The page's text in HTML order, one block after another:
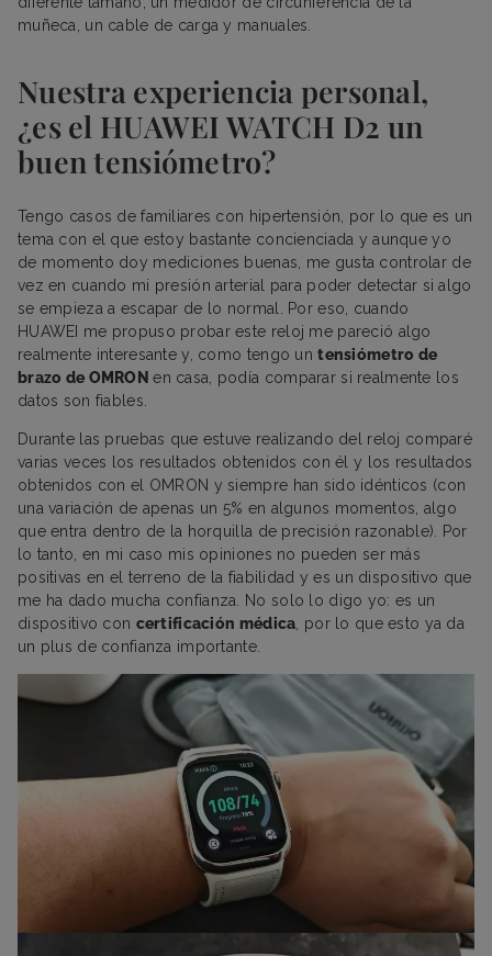
muñeca, un cable de carga y manuales.
Nuestra experiencia personal,
¿es el HUAWEI WATCH D2 un
buen tensiómetro?
Tengo casos de familiares con hipertensión, por lo que es un
tema con el que estoy bastante concienciada y aunque yo
de momento doy mediciones buenas, me gusta controlar de
vez en cuando mi presión arterial para poder detectar si algo
se empieza a escapar de lo normal. Por eso, cuando
HUAWEI me propuso probar este reloj me pareció algo
realmente interesante y, como tengo untensiómetro de
brazo de OMRONen casa, podía comparar si realmente los
datos son fiables.
Durante las pruebas que estuve realizando del reloj comparé
varias veces los resultados obtenidos con él y los resultados
obtenidos con el OMRON y siempre han sido idénticos (con
una variación de apenas un 5% en algunos momentos, algo
que entra dentro de la horquilla de precisión razonable). Por
lo tanto, en mi caso mis opiniones no pueden ser más
positivas en el terreno de la fiabilidad y es un dispositivo que
me ha dado mucha confianza. No solo lo digo yo: es un
dispositivo con certificación médica , por lo que esto ya da
un plus de confianza importante.